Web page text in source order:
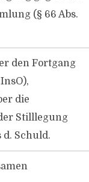
(§ 66 Abs.
den Fortgang
die
Stilllegung
d. Schuld.